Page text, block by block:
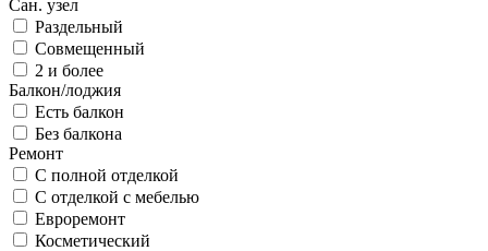
Сан. узел
Раздельный
Совмещенный
2 и более
Балкон/лоджия
Есть балкон
Без балкона
Ремонт
С полной отделкой
С отделкой с мебелью
Евроремонт
Косметический